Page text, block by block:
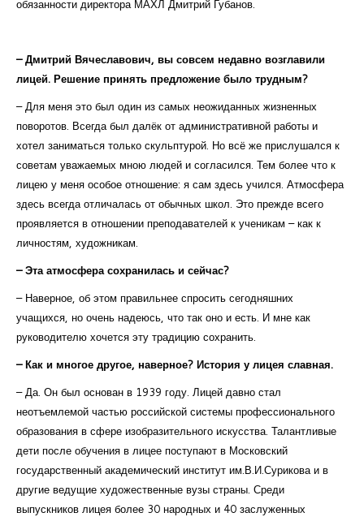
обязанности директора МАХЛ Дмитрий Губанов.
– Дмитрий Вячеславович, вы совсем недавно возглавили
лицей. Решение принять предложение было трудным?
– Для меня это был один из самых неожиданных жизненных
поворотов. Всегда был далёк от административной работы и
хотел заниматься только скульптурой. Но всё же прислушался к
советам уважаемых мною людей и согласился. Тем более что к
лицею у меня особое отношение: я сам здесь учился. Атмосфера
здесь всегда отличалась от обычных школ. Это прежде всего
проявляется в отношении преподавателей к ученикам – как к
личностям, художникам.
– Эта атмосфера сохранилась и сейчас?
– Наверное, об этом правильнее спросить сегодняшних
учащихся, но очень надеюсь, что так оно и есть. И мне как
руководителю хочется эту традицию сохранить.
– Как и многое другое, наверное? История у лицея славная.
– Да. Он был основан в 1939 году. Лицей давно стал
неотъемлемой частью российской системы профессионального
образования в сфере изобразительного искусства. Талантливые
дети после обучения в лицее поступают в Московский
государственный академический институт им.В.И.Сурикова и в
другие ведущие художественные вузы страны. Среди
выпускников лицея более 30 народных и 40 заслуженных